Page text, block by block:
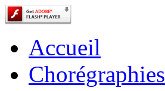
Accueil
Chorégraphies